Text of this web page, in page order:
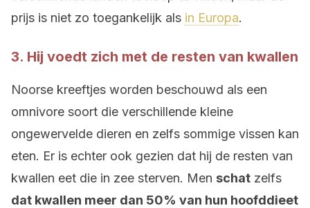
prijs is niet zo toegankelijk als in Europa.
3. Hij voedt zich met de resten van kwallen
Noorse kreeftjes worden beschouwd als een
omnivore soort die verschillende kleine
ongewervelde dieren en zelfs sommige vissen kan
eten. Er is echter ook gezien dat hij de resten van
kwallen eet die in zee sterven. Men schat zelfs
dat kwallen meer dan 50% van hun hoofddieet